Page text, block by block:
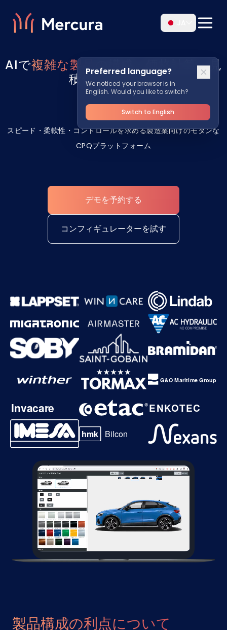
Preferred language?
We noticed your browser is in
English. Would you like to switch?
Switch to English
AIで複雑な製品
の構成・価格計算・見
積作成を効率化
スピード・柔軟性・コントロールを求める製造業向けのモダンな
CPQプラットフォーム
デモを予約する
コンフィギュレーターを試す
製品構成の利点について